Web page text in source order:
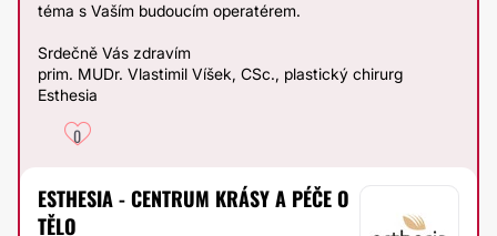
téma s Vaším budoucím operatérem.
Srdečně Vás zdravím
prim. MUDr. Vlastimil Víšek, CSc., plastický chirurg
Esthesia
0
ESTHESIA - CENTRUM KRÁSY A PÉČE O
TĚLO